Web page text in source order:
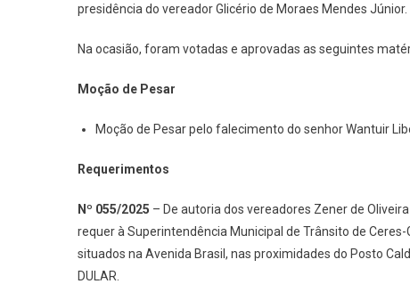
presidência do vereador Glicério de Moraes Mendes Júnior.
Na ocasião, foram votadas e aprovadas as seguintes
Moção de Pesar
Moção de Pesar pelo falecimento do senhor Wantuir
Requerimentos
Nº 055/2025 – De autoria dos vereadores Zener de
requer à Superintendência Municipal de Trânsito de
situados na Avenida Brasil, nas proximidades do Posto
DULAR.